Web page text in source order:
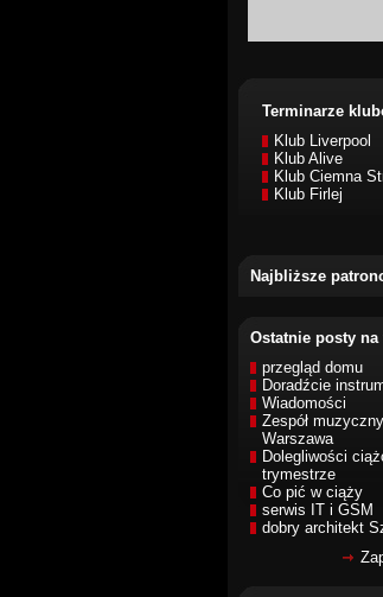
Terminarze
Klub Liverpool
Klub Alive
Klub Ciemna
Klub Firlej
Najbliższe
Ostatnie posty na
przegląd domu
Doradźcie
Wiadomości
Zespół
Warszawa
Dolegliwości
trymestrze
Co pić w ciąży
serwis IT i GSM
dobry architekt